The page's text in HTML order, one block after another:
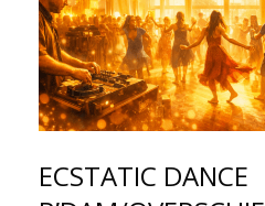
ECSTATIC DANCE